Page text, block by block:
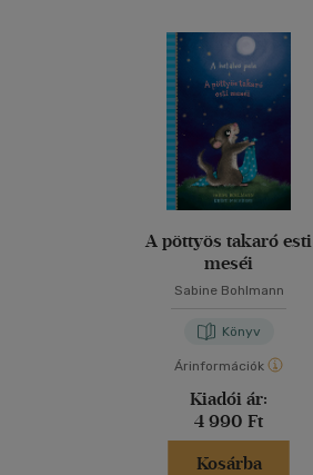
A pöttyös takaró esti
meséi
Sabine Bohlmann
Könyv
Árinformációk
Kiadói ár:
4 990 Ft
Kosárba